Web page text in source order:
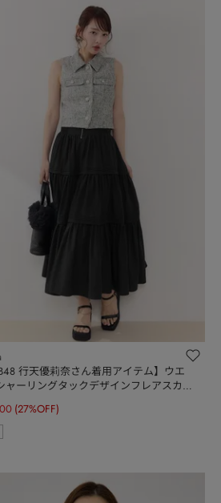
行天優莉奈さん着用アイテム】ウエ
ャーリングタックデザインフレアスカ
(27%OFF)